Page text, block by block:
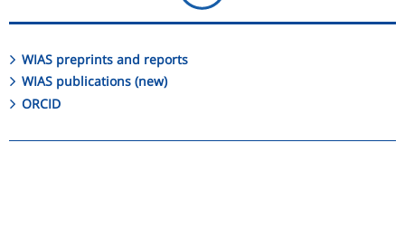
WIAS preprints and reports
WIAS publications (new)
ORCID